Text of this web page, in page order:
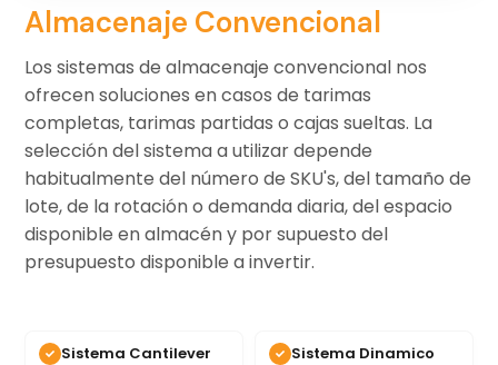
Almacenaje Convencional
Los sistemas de almacenaje convencional nos
ofrecen soluciones en casos de tarimas
completas, tarimas partidas o cajas sueltas. La
selección del sistema a utilizar depende
habitualmente del número de SKU's, del tamaño de
lote, de la rotación o demanda diaria, del espacio
disponible en almacén y por supuesto del
presupuesto disponible a invertir.
Sistema Cantilever Sistema Dinamico